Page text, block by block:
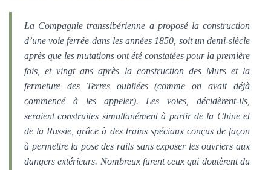
La Compagnie transsibérienne a proposé la construction
d’une voie ferrée dans les années 1850, soit un demi-siècle
après que les mutations ont été constatées pour la première
fois, et vingt ans après la construction des Murs et la
fermeture des Terres oubliées (comme on avait déjà
commencé à les appeler). Les voies, décidèrent-ils,
seraient construites simultanément à partir de la Chine et
de la Russie, grâce à des trains spéciaux conçus de façon
à permettre la pose des rails sans exposer les ouvriers aux
dangers extérieurs. Nombreux furent ceux qui doutèrent du